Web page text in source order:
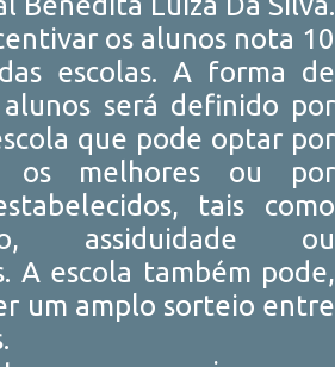
os alunos nota 10
escolas. A forma de
alunos será definido por
que pode optar por
os melhores ou por
tais como
assiduidade ou
A escola também pode,
um amplo sorteio entre